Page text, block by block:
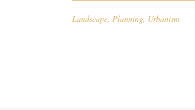
Landscape Planning Urbanism